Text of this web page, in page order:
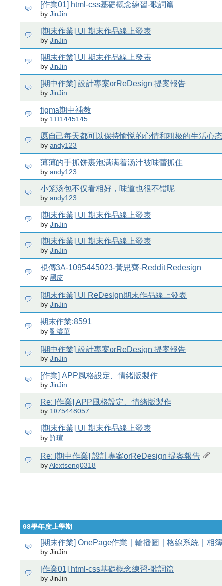
[作業01] html-css基礎概念練習-歌詞篇
by JinJin
[期末作業] UI 期末作品線上發表
by JinJin
[期末作業] UI 期末作品線上發表
by JinJin
[期中作業] 設計專案orReDesign 提案報告
by JinJin
figma期中補教
by 1111445145
愿自己每天都可以保持愉悦的心情和积极的生活心态
by andy123
薄薄的手抓饼裹泡满满着汤汁被味蕾抓住
by andy123
小笼汤包不仅看相好，味道也很不错呢
by andy123
[期末作業] UI 期末作品線上發表
by JinJin
[期末作業] UI 期末作品線上發表
by JinJin
視傳3A-1095445023-黃思齊-Reddit Redesign
by 黑皮
[期末作業] UI ReDesign期末作品線上發表
by JinJin
期末作業:8591
by 劉濬華
[期中作業] 設計專案orReDesign 提案報告
by JinJin
[作業] APP風格設定、情緒版製作
by JinJin
Re: [作業] APP風格設定、情緒版製作
by 1075448057
[期末作業] UI 期末作品線上發表
by 許瑄
Re: [期中作業] 設計專案orReDesign 提案報告
by Alextseng0318
98學年度上學期
[期末作業] OnePage作業｜輪播圖｜格線系統｜相
by JinJin
[作業01] html-css基礎概念練習-歌詞篇
by JinJin